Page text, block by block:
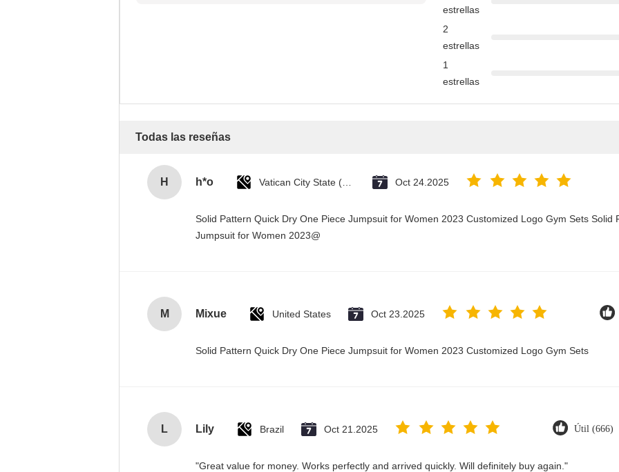
estrellas
2
estrellas
1
estrellas
Todas las reseñas
H h*o Oct 24.2025
Solid Pattern Quick Dry One Piece Jumpsuit for Women 2023 Customized Logo Gym Sets Solid
Jumpsuit for Women 2023@
M Mixue United States Oct 23.2025
Solid Pattern Quick Dry One Piece Jumpsuit for Women 2023 Customized Logo Gym Sets
L Lily Brazil Oct 21.2025 Útil (666)
"Great value for money. Works perfectly and arrived quickly. Will definitely buy again."